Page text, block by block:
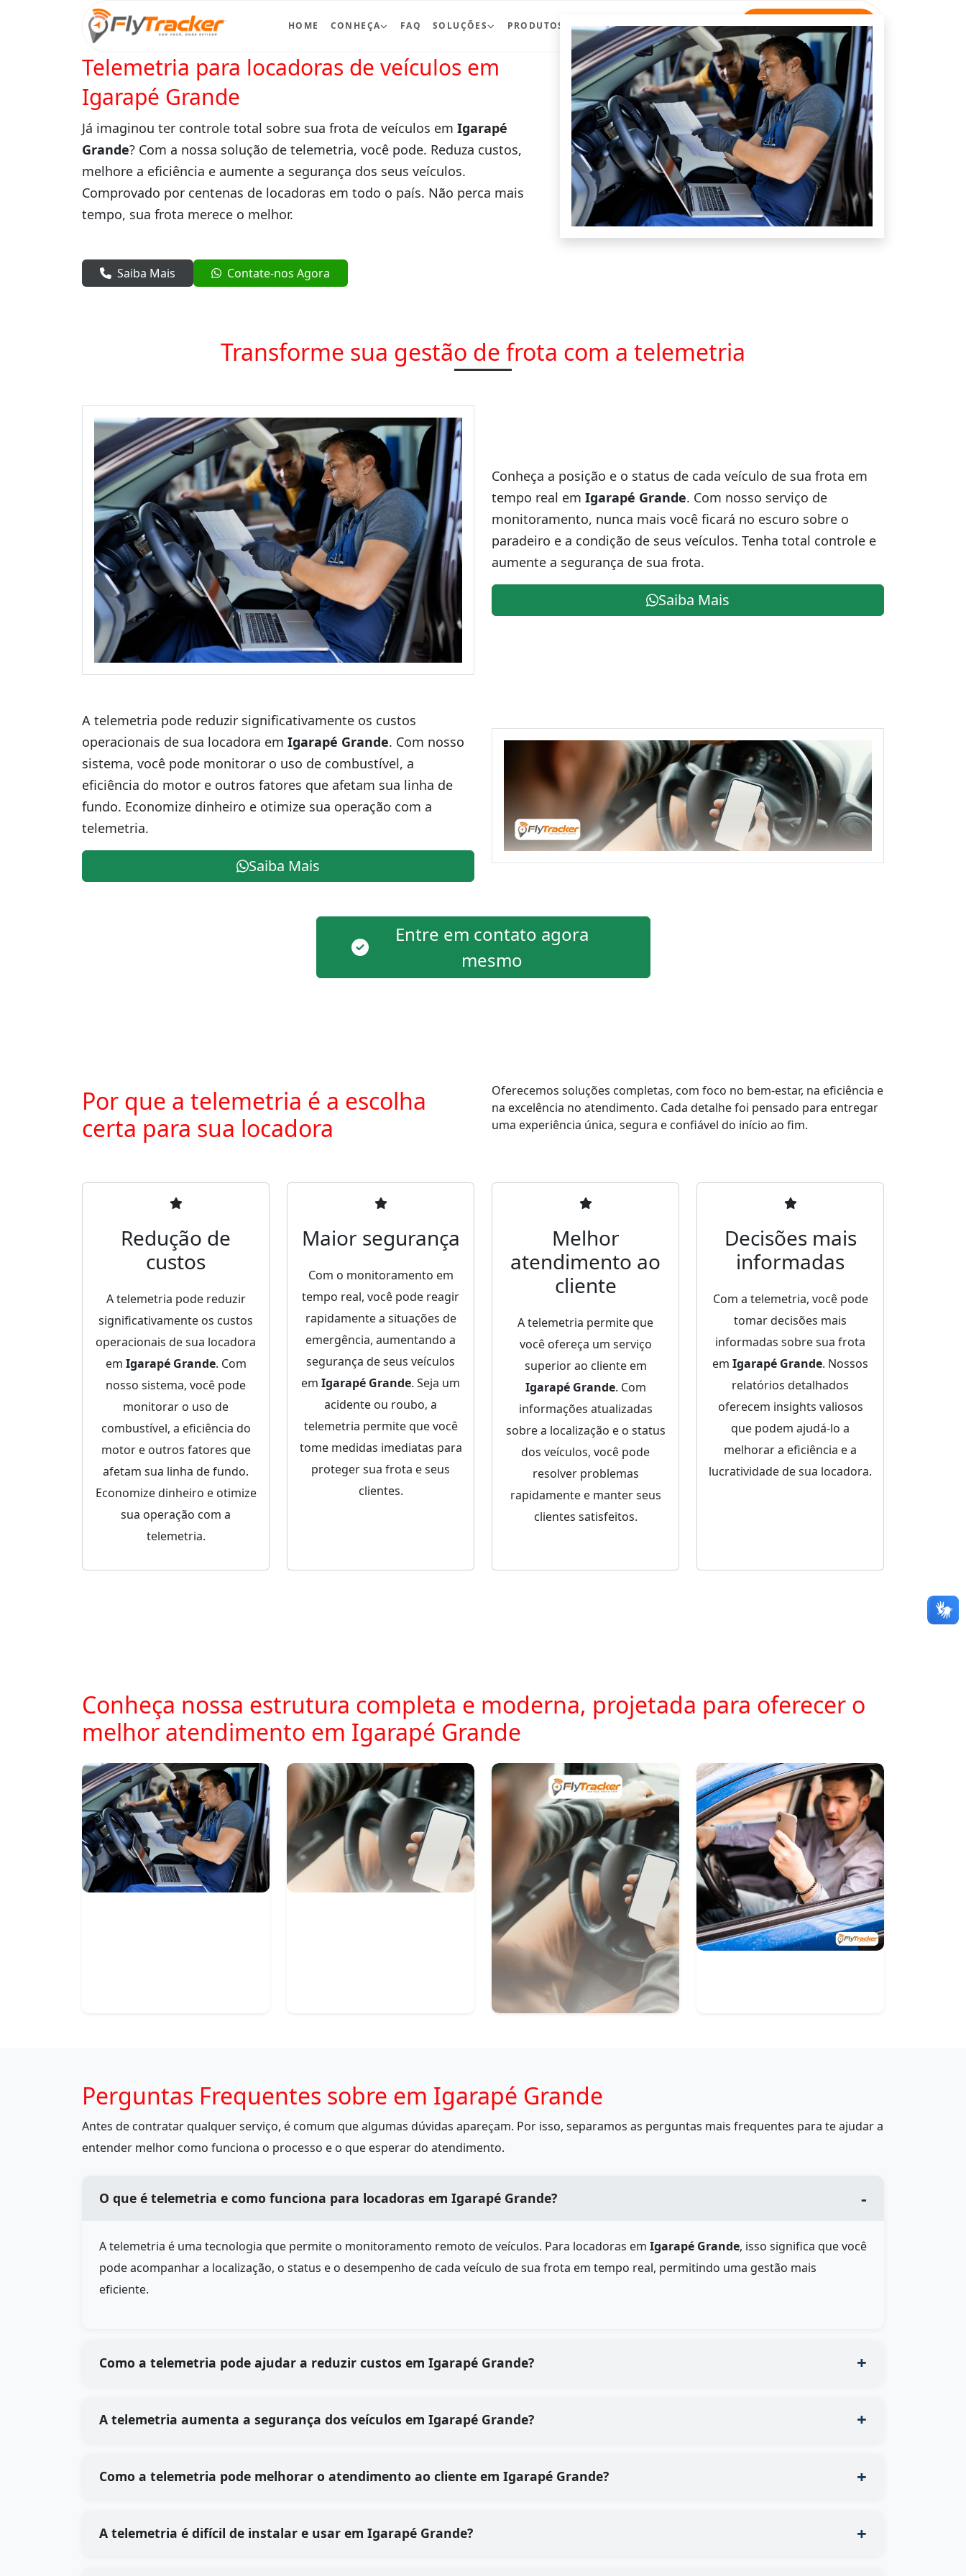
Rastreamento
HOME CONHEÇA FAQ SOLUÇÕES PRODUTOS BLOG CONTATO
Unidade Igarapé Grande
Telemetria para locadoras de veículos em
Igarapé Grande
Já imaginou ter controle total sobre sua frota de veículos em Igarapé
Grande? Com a nossa solução de telemetria, você pode. Reduza custos,
melhore a eficiência e aumente a segurança dos seus veículos.
Comprovado por centenas de locadoras em todo o país. Não perca mais
tempo, sua frota merece o melhor.
Saiba Mais Contate-nos Agora
Transforme sua gestão de frota com a telemetria
Conheça a posição e o status de cada veículo de sua frota em
tempo real em Igarapé Grande. Com nosso serviço de
monitoramento, nunca mais você ficará no escuro sobre o
paradeiro e a condição de seus veículos. Tenha total controle e
aumente a segurança de sua frota.
Saiba Mais
A telemetria pode reduzir significativamente os custos
operacionais de sua locadora em Igarapé Grande. Com nosso
sistema, você pode monitorar o uso de combustível, a
eficiência do motor e outros fatores que afetam sua linha de
fundo. Economize dinheiro e otimize sua operação com a
telemetria.
Saiba Mais
Entre em contato agora
mesmo
Por que a telemetria é a escolha
certa para sua locadora
Oferecemos soluções completas, com foco no bem-estar, na eficiência e
na excelência no atendimento. Cada detalhe foi pensado para entregar
uma experiência única, segura e confiável do início ao fim.
Redução de
custos
A telemetria pode reduzir
significativamente os custos
operacionais de sua locadora
em Igarapé Grande. Com
nosso sistema, você pode
monitorar o uso de
combustível, a eficiência do
motor e outros fatores que
afetam sua linha de fundo.
Economize dinheiro e otimize
sua operação com a
telemetria.
Maior segurança
Com o monitoramento em
tempo real, você pode reagir
rapidamente a situações de
emergência, aumentando a
segurança de seus veículos
em Igarapé Grande. Seja um
acidente ou roubo, a
telemetria permite que você
tome medidas imediatas para
proteger sua frota e seus
clientes.
Melhor
atendimento ao
cliente
A telemetria permite que
você ofereça um serviço
superior ao cliente em
Igarapé Grande. Com
informações atualizadas
sobre a localização e o status
dos veículos, você pode
resolver problemas
rapidamente e manter seus
clientes satisfeitos.
Decisões mais
informadas
Com a telemetria, você pode
tomar decisões mais
informadas sobre sua frota
em Igarapé Grande. Nossos
relatórios detalhados
oferecem insights valiosos
que podem ajudá-lo a
melhorar a eficiência e a
lucratividade de sua locadora.
Conheça nossa estrutura completa e moderna, projetada para oferecer o
melhor atendimento em Igarapé Grande
Perguntas Frequentes sobre em Igarapé Grande
Antes de contratar qualquer serviço, é comum que algumas dúvidas apareçam. Por isso, separamos as perguntas mais frequentes para te ajudar a
entender melhor como funciona o processo e o que esperar do atendimento.
O que é telemetria e como funciona para locadoras em Igarapé Grande?
A telemetria é uma tecnologia que permite o monitoramento remoto de veículos. Para locadoras em Igarapé Grande, isso significa que você
pode acompanhar a localização, o status e o desempenho de cada veículo de sua frota em tempo real, permitindo uma gestão mais
eficiente.
Como a telemetria pode ajudar a reduzir custos em Igarapé Grande?
A telemetria aumenta a segurança dos veículos em Igarapé Grande?
Como a telemetria pode melhorar o atendimento ao cliente em Igarapé Grande?
A telemetria é difícil de instalar e usar em Igarapé Grande?